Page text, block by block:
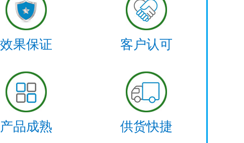
效果保证 客户认可
产品成熟 供货快捷